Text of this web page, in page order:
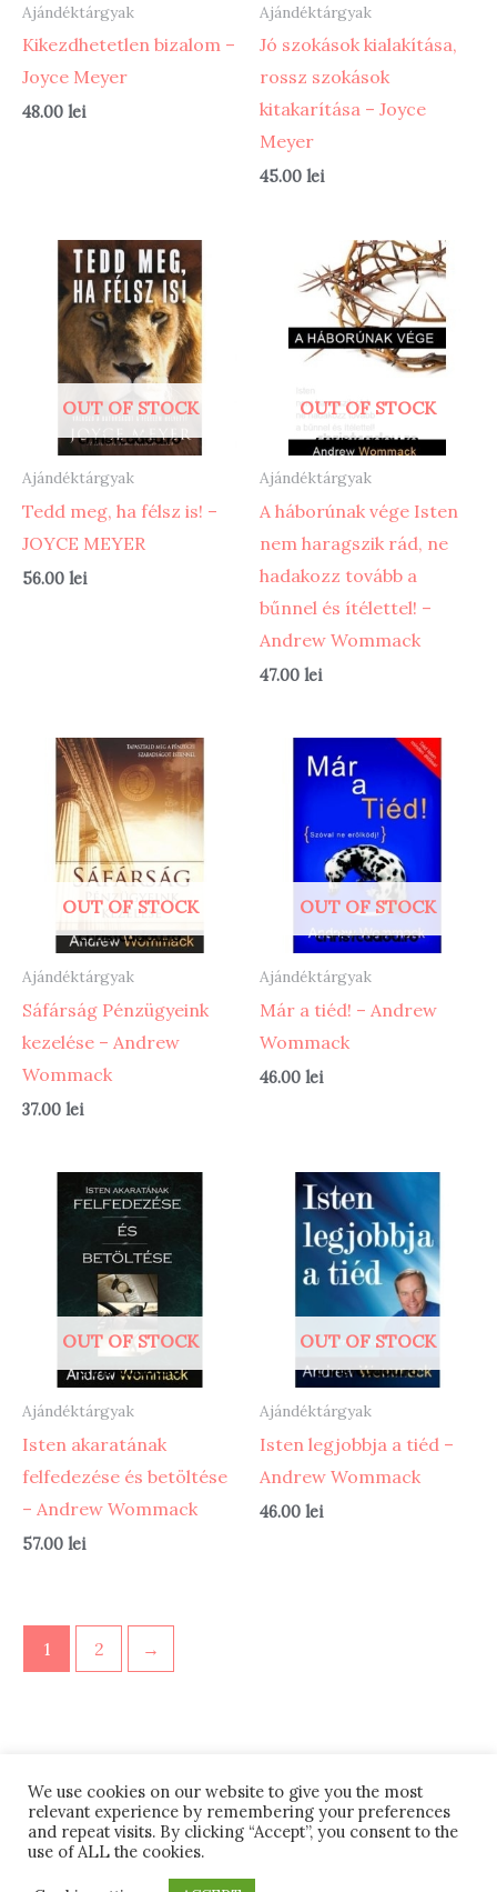
Ajándéktárgyak
Kikezdhetetlen bizalom –
Joyce Meyer
48.00 lei
Ajándéktárgyak
Jó szokások kialakítása,
rossz szokások
kitakarítása – Joyce
Meyer
45.00 lei
OUT OF STOCK
Ajándéktárgyak
Tedd meg, ha félsz is! –
JOYCE MEYER
56.00 lei
OUT OF STOCK
Ajándéktárgyak
A háborúnak vége Isten
nem haragszik rád, ne
hadakozz tovább a
bűnnel és ítélettel! –
Andrew Wommack
47.00 lei
OUT OF STOCK
Ajándéktárgyak
Sáfárság Pénzügyeink
kezelése – Andrew
Wommack
37.00 lei
OUT OF STOCK
Ajándéktárgyak
Már a tiéd! – Andrew
Wommack
46.00 lei
OUT OF STOCK
Ajándéktárgyak
Isten akaratának
felfedezése és betöltése
– Andrew Wommack
57.00 lei
OUT OF STOCK
Ajándéktárgyak
Isten legjobbja a tiéd –
Andrew Wommack
46.00 lei
1 2 →
Termeni si conditii Retur
#12 (cím nélkül)
ANPC
Despre noi
We use cookies on our website to give you the most
relevant experience by remembering your preferences
and repeat visits. By clicking “Accept”, you consent to the
use of ALL the cookies.